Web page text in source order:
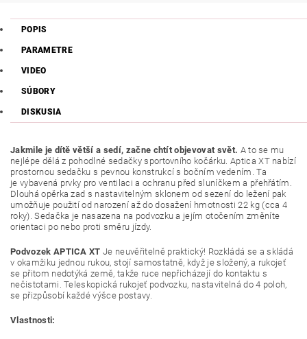
POPIS
PARAMETRE
VIDEO
SÚBORY
DISKUSIA
Jakmile je dítě větší a sedí, začne chtít objevovat svět. A to se mu
nejlépe dělá z pohodlné sedačky sportovního kočárku. Aptica XT nabízí
prostornou sedačku s pevnou konstrukcí s bočním vedením. Ta
je vybavená prvky pro ventilaci a ochranu před sluníčkem a přehřátím.
Dlouhá opěrka zad s nastavitelným sklonem od sezení do ležení pak
umožňuje použití od narození až do dosažení hmotnosti 22 kg (cca 4
roky). Sedačka je nasazena na podvozku a jejím otočením změníte
orientaci po nebo proti směru jízdy.
Podvozek APTICA XT Je neuvěřitelně praktický! Rozkládá se a skládá
v okamžiku jednou rukou, stojí samostatně, když je složený, a rukojeť
se přitom nedotýká země, takže ruce nepřicházejí do kontaktu s
nečistotami. Teleskopická rukojeť podvozku, nastavitelná do 4 poloh,
se přizpůsobí každé výšce postavy.
Vlastnosti: